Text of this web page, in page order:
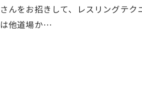
さんをお招きして、レスリングテク
は他道場か…